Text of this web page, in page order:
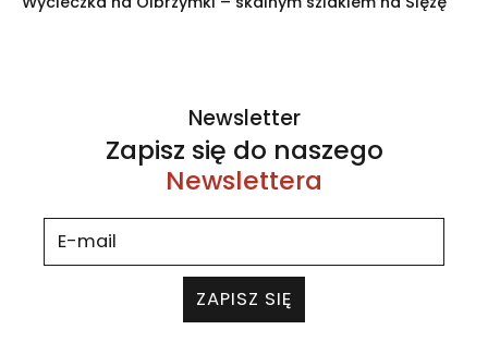
Newsletter
Zapisz się do naszego
Newslettera
ZAPISZ SIĘ